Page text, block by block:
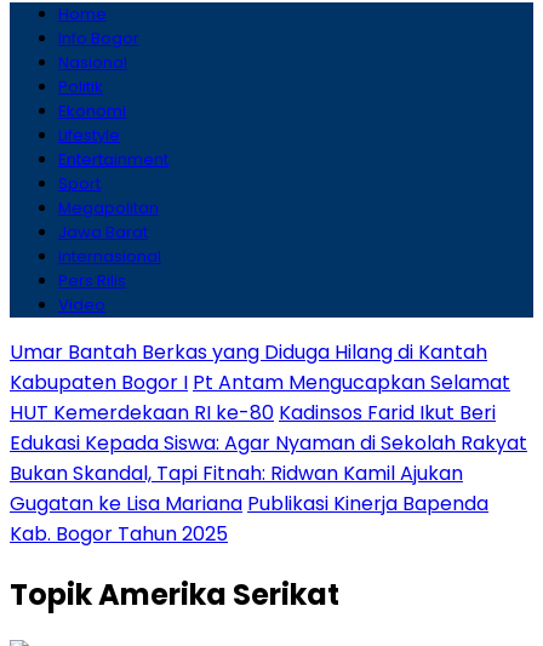
Home
Info Bogor
Nasional
Politik
Ekonomi
Lifestyle
Entertainment
Sport
Megapolitan
Jawa Barat
Internasional
Pers Rilis
Video
Umar Bantah Berkas yang Diduga Hilang di Kantah
Kabupaten Bogor I Pt Antam Mengucapkan Selamat
HUT Kemerdekaan RI ke-80 Kadinsos Farid Ikut Beri
Edukasi Kepada Siswa: Agar Nyaman di Sekolah Rakyat
Bukan Skandal, Tapi Fitnah: Ridwan Kamil Ajukan
Gugatan ke Lisa Mariana Publikasi Kinerja Bapenda
Kab. Bogor Tahun 2025
TopikAmerika Serikat